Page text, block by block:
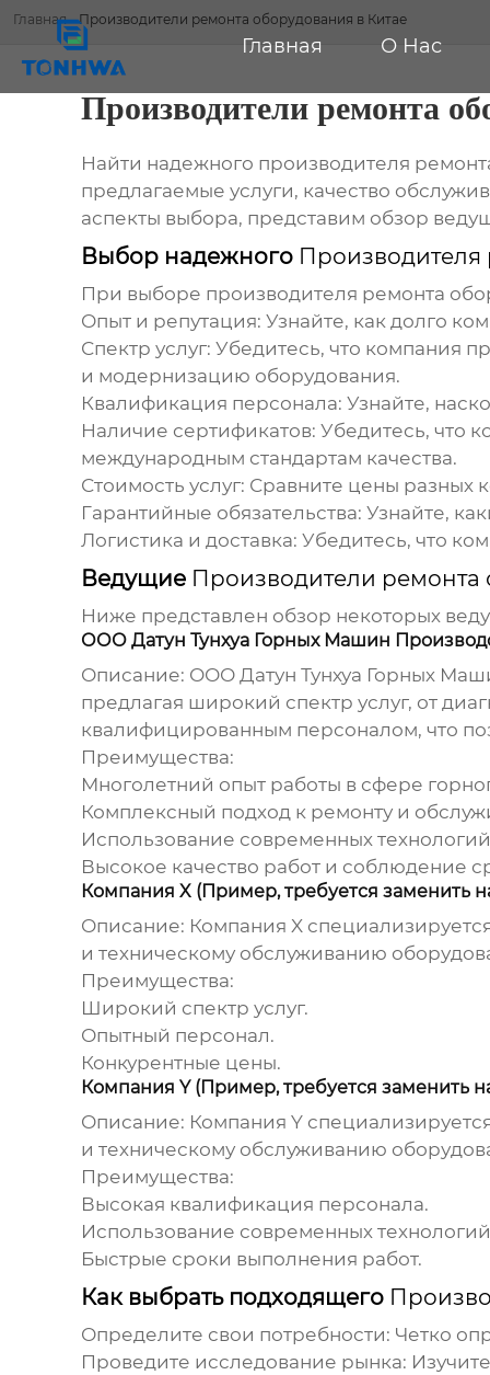
Главная О Нас
Главная-Производители ремонта оборудования в Китае
Производители ремонта
Найти надежного производителя
предлагаемые услуги, качество
аспекты выбора, представим обзор
Выбор надежного Производителя
При выборе производителя ремонта
Опыт и репутация: Узнайте, как долго
Спектр услуг: Убедитесь, что компания
и модернизацию оборудования.
Квалификация персонала: Узнайте,
Наличие сертификатов: Убедитесь, что
международным стандартам качества.
Стоимость услуг: Сравните цены разных
Гарантийные обязательства: Узнайте,
Логистика и доставка: Убедитесь, что
Ведущие Производители ремонта
Ниже представлен обзор некоторых
ООО Датун Тунхуа Горных Машин
Описание: ООО Датун Тунхуа Горных
предлагая широкий спектр услуг, от
квалифицированным персоналом, что
Преимущества:
Многолетний опыт работы в сфере
Комплексный подход к ремонту и
Использование современных
Высокое качество работ и соблюдение
Компания X (Пример, требуется заменить
Описание: Компания X
и техническому обслуживанию
Преимущества:
Широкий спектр услуг.
Опытный персонал.
Конкурентные цены.
Компания Y (Пример, требуется заменить
Описание: Компания Y
и техническому обслуживанию
Преимущества:
Высокая квалификация персонала.
Использование современных
Быстрые сроки выполнения работ.
Как выбрать подходящего
Определите свои потребности: Четко
Проведите исследование рынка: